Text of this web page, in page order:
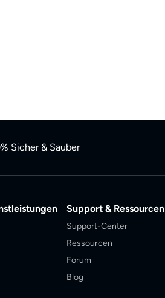
Sicher & Sauber
Support & Ressourcen
Support-Center
Ressourcen
Forum
Blog